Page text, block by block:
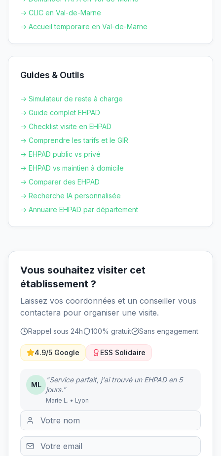
→ CLIC en Val-de-Marne
→ Accueil temporaire en Val-de-Marne
Guides & Outils
→ Simulateur de reste à charge
→ Guide complet EHPAD
→ Checklist visite en EHPAD
→ Comprendre les tarifs et le GIR
→ EHPAD public vs privé
→ EHPAD vs maintien à domicile
→ Comparer des EHPAD
→ Recherche IA personnalisée
→ Annuaire EHPAD par département
Vous souhaitez visiter cet
établissement ?
Laissez vos coordonnées et un conseiller vous
contactera pour organiser une visite.
Rappel sous 24h 100% gratuit Sans engagement
4.9/5 Google ESS Solidaire
ML
"Service parfait, j'ai trouvé un EHPAD en 5
jours."
Marie L. • Lyon